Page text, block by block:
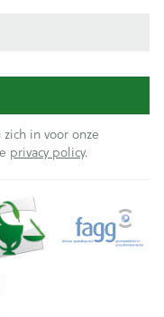
in voor onze
privacy policy.